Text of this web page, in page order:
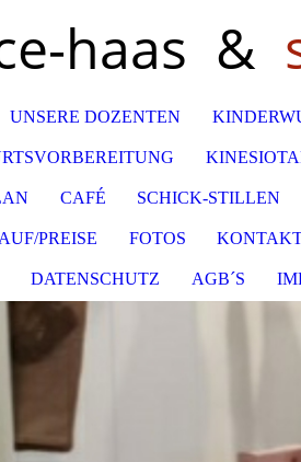
haas &
UNSERE DOZENTEN
CAFÉ SCHICK-STILLEN
PREISE FOTOS
DATENSCHUTZ AGB´S